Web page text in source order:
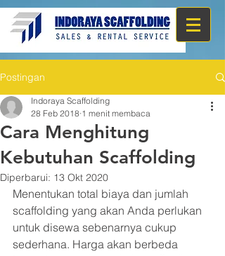
Postingan
Cara Menghitung
Kebutuhan Scaffolding
Indoraya Scaffolding
28 Feb 2018 1 menit membaca
Diperbarui: 13 Okt 2020
Menentukan total biaya dan jumlah
scaffolding yang akan Anda perlukan
untuk disewa sebenarnya cukup
sederhana. Harga akan berbeda